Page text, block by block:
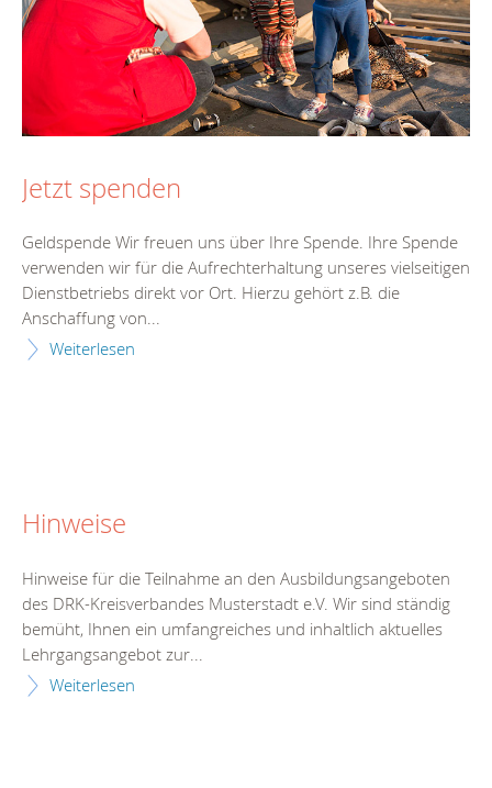
Jetzt spenden
Geldspende Wir freuen uns über Ihre Spende. Ihre Spende
verwenden wir für die Aufrechterhaltung unseres vielseitigen
Dienstbetriebs direkt vor Ort. Hierzu gehört z.B. die
Anschaffung von...
Weiterlesen
Hinweise
Hinweise für die Teilnahme an den Ausbildungsangeboten
des DRK-Kreisverbandes Musterstadt e.V. Wir sind ständig
bemüht, Ihnen ein umfangreiches und inhaltlich aktuelles
Lehrgangsangebot zur...
Weiterlesen